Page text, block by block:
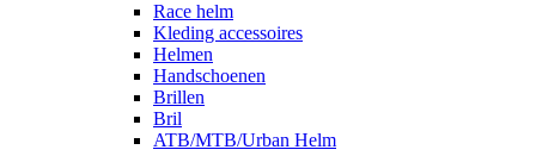
Race helm
Kleding accessoires
Helmen
Handschoenen
Brillen
Bril
ATB/MTB/Urban Helm